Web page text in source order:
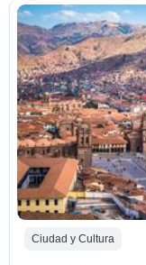
Ciudad y Cultura